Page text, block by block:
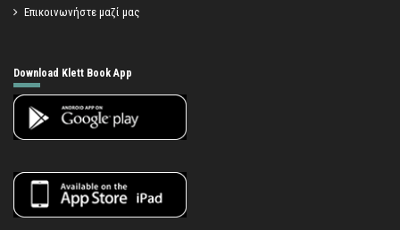
Επικοινωνήστε μαζί μας
Download Klett Book App